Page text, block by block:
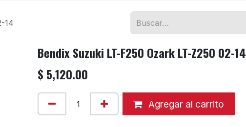
14
Bendix Suzuki LT-F250 Ozark LT-Z250 02-14
$ 5,120.00
Agregar al carrito